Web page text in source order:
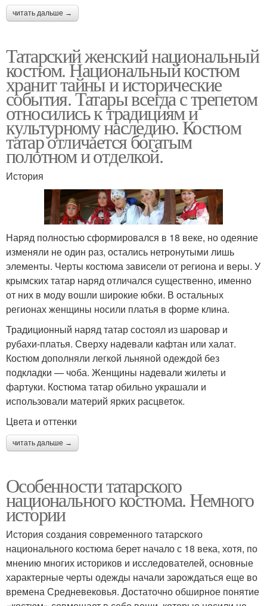
читать дальше →
Татарский женский национальный
костюм. Национальный костюм
хранит тайны и исторические
события. Татары всегда с трепетом
относились к традициям и
культурному наследию. Костюм
татар отличается богатым
полотном и отделкой.
История
Наряд полностью сформировался в 18 веке, но одеяние
изменяли не один раз, остались нетронутыми лишь
элементы. Черты костюма зависели от региона и веры. У
крымских татар наряд отличался существенно, именно
от них в моду вошли широкие юбки. В остальных
регионах женщины носили платья в форме клина.
Традиционный наряд татар состоял из шаровар и
рубахи-платья. Сверху надевали кафтан или халат.
Костюм дополняли легкой льняной одеждой без
подкладки — чоба. Женщины надевали жилеты и
фартуки. Костюма татар обильно украшали и
использовали материй ярких расцветок.
Цвета и оттенки
читать дальше →
Особенности татарского
национального костюма. Немного
истории
История создания современного татарского
национального костюма берет начало с 18 века, хотя, по
мнению многих историков и исследователей, основные
характерные черты одежды начали зарождаться еще во
времена Средневековья. Достаточно обширное понятие